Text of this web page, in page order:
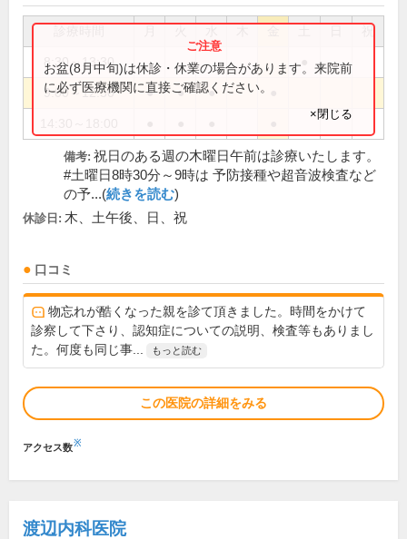
祝
8:30～13:30
9:00～12:30 ● ● ●
お盆(8月中旬)は休診・休業の場合があります。来院前
に必ず医療機関に直接ご確認ください。
×閉じる
備考: 祝日のある週の木曜日午前は診療いたします。
#土曜日8時30分～9時は 予防接種や超音波検査など
の予...(続きを読む)
休診日: 木、土午後、日、祝
口コミ
物忘れが酷くなった親を診て頂きました。時間をかけて
診察して下さり、認知症についての説明、検査等もありまし
た。何度も同じ事...
もっと読む
この医院の詳細をみる
アクセス数※
渡辺内科医院